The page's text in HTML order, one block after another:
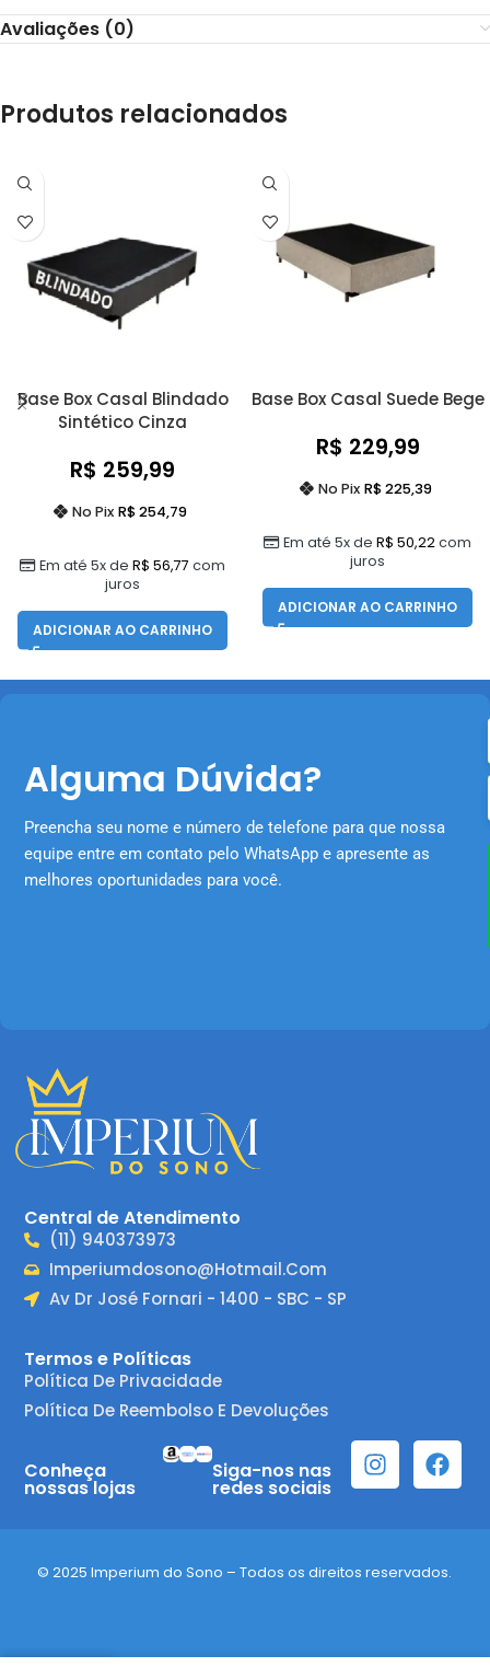
Avaliações (0)
Produtos relacionados
Base Box Casal Blindado
Sintético Cinza
R$ 259,99
Em até 5x de R$ 56,77 com
juros
No Pix R$254,79
ADICIONAR AO CARRINHO
Base Box Casal Suede Bege
R$ 229,99
Em até 5x de R$ 50,22com
juros
No Pix R$225,39
ADICIONAR AO CARRINHO
Alguma Dúvida?
Preencha seu nome e número de telefone para que nossa
equipe entre em contato pelo WhatsApp e apresente as
melhores oportunidades para você.
Central de Atendimento
(11) 940373973
Imperiumdosono@hotmail.com
Av Dr José Fornari - 1400 - SBC - SP
Termos e Políticas
Política De Privacidade
Política De Reembolso E Devoluções
Conheça
nossas lojas
Siga-nos nas
redes sociais
© 2025 Imperium do Sono – Todos os direitos reservados.